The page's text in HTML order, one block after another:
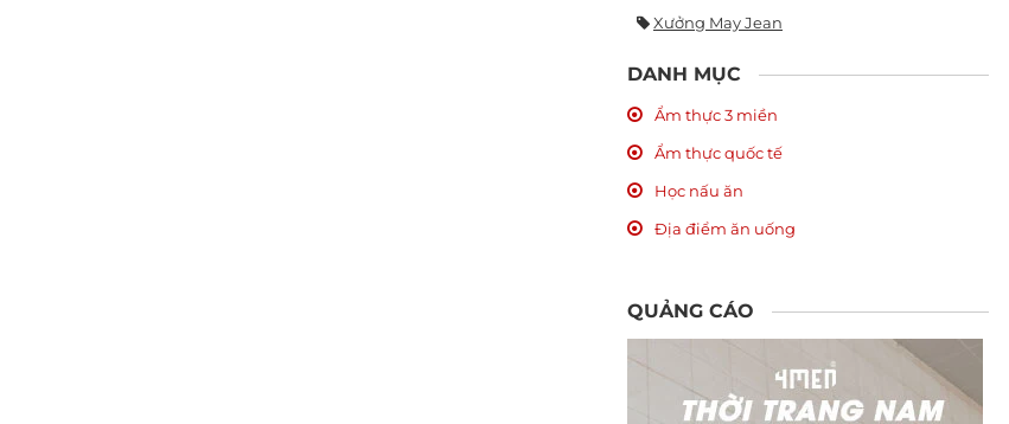
Xưởng May Jean
DANH MỤC
Ẩm thực 3 miền
Ẩm thực quốc tế
Học nấu ăn
Địa điểm ăn uống
QUẢNG CÁO